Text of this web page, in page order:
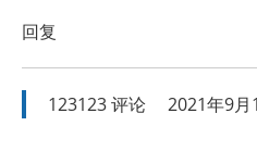
回复
123123评论 2021年9月